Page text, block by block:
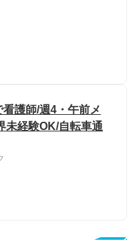
護師/週4・午前メ
未経験OK/自転車通